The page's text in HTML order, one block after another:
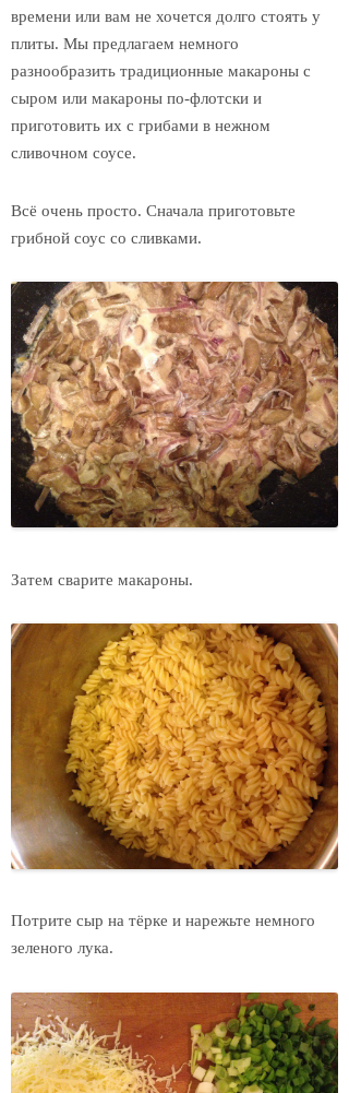
времени или вам не хочется долго стоять у
плиты. Мы предлагаем немного
разнообразить традиционные макароны с
сыром или макароны по-флотски и
приготовить их с грибами в нежном
сливочном соусе.
Всё очень просто. Сначала приготовьте
грибной соус со сливками.
Затем сварите макароны.
Потрите сыр на тёрке и нарежьте немного
зеленого лука.